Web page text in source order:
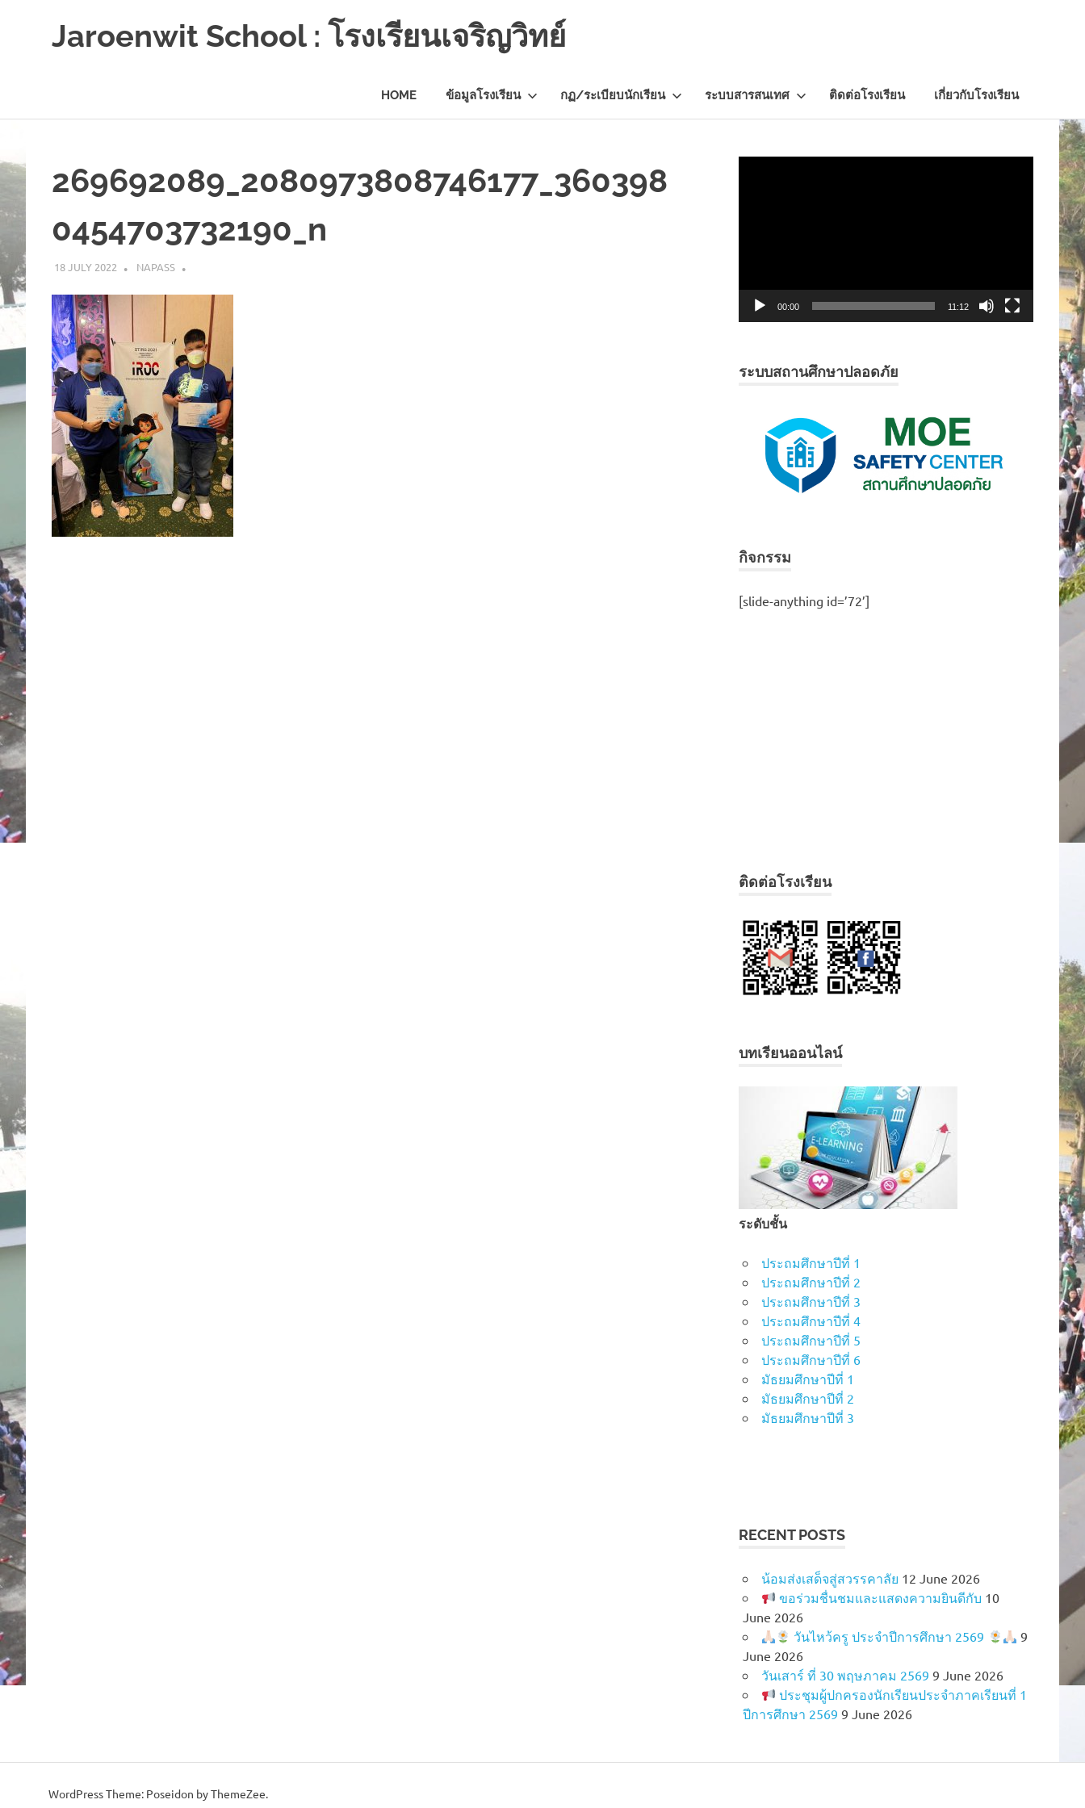
content
Jaroenwit School : โรงเรียนเจริญวิทย์
HOME ข้อมูลโรงเรียน กฏ/ระเบียบนักเรียน ระบบสารสนเทศ ติดต่อโรงเรียน เกี่ยวกับโรงเรียน
269692089_2080973808746177_360398
0454703732190_n
18 JULY 2022 NAPASS
00:00 11:12
ระบบสถานศึกษาปลอดภัย
กิจกรรม
[slide-anything id=’72’]
ติดต่อโรงเรียน
บทเรียนออนไลน์
ระดับชั้น
ประถมศึกษาปีที่ 1
ประถมศึกษาปีที่ 2
ประถมศึกษาปีที่ 3
ประถมศึกษาปีที่ 4
ประถมศึกษาปีที่ 5
ประถมศึกษาปีที่ 6
มัธยมศึกษาปีที่ 1
มัธยมศึกษาปีที่ 2
มัธยมศึกษาปีที่ 3
RECENT POSTS
น้อมส่งเสด็จสู่สวรรคาลัย 12 June 2026
ขอร่วมชื่นชมและแสดงความยินดีกับ 10
June 2026
วันไหว้ครู ประจำปีการศึกษา 2569
9
June 2026
วันเสาร์ ที่ 30 พฤษภาคม 2569 9 June 2026
ประชุมผู้ปกครองนักเรียนประจำภาคเรียนที่ 1
ปีการศึกษา 2569 9 June 2026
WordPress Theme: Poseidon by ThemeZee.